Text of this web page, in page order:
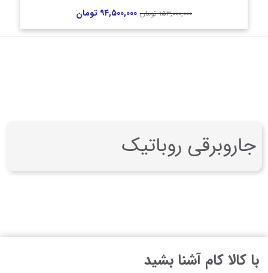
۱۵۳,۰۰۰,۰۰۰ تومان ۹۴,۵۰۰,۰۰۰ تومان
جاروبرقی روباتیک
با کالا کام آشنا بشید